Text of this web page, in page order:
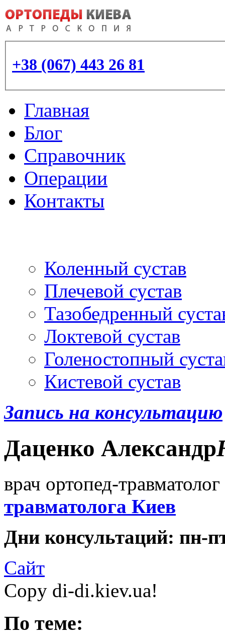
+38 (067) 443 26 81
Главная
Блог
Справочник
Операции
Контакты
Коленный сустав
Плечевой сустав
Тазобедренный
Локтевой сустав
Голеностопный
Кистевой сустав
Запись на консультацию
Даценко Александр
врач ортопед-
травматолога Киев
Дни консультаций: пн-
Сайт
Copy di-di.kiev.ua!
По теме: